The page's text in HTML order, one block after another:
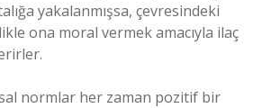
yakalanmışsa, çevresindeki
ona moral vermek amacıyla ilaç
normlar her zaman pozitif bir